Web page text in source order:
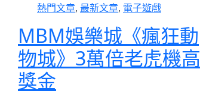
熱門文章, 最新文章, 電子遊戲
MBM娛樂城《瘋狂動
物城》3萬倍老虎機高
獎金